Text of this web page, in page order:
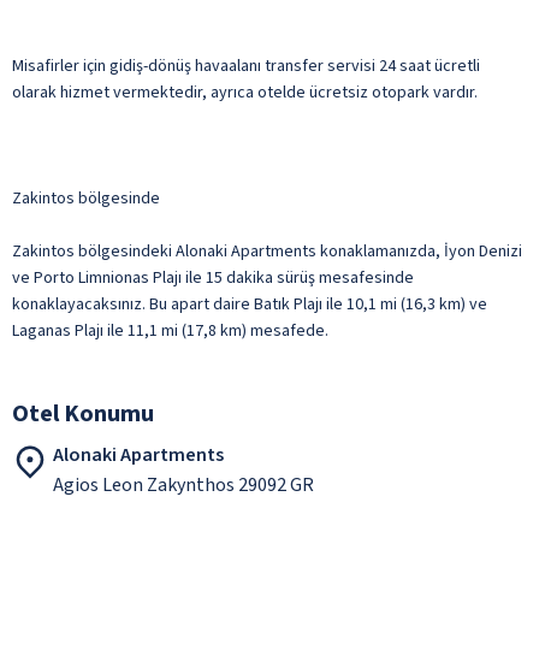
Misafirler için gidiş-dönüş havaalanı transfer servisi 24 saat ücretli
olarak hizmet vermektedir, ayrıca otelde ücretsiz otopark vardır.
Zakintos bölgesinde
Zakintos bölgesindeki Alonaki Apartments konaklamanızda, İyon Denizi
ve Porto Limnionas Plajı ile 15 dakika sürüş mesafesinde
konaklayacaksınız. Bu apart daire Batık Plajı ile 10,1 mi (16,3 km) ve
Laganas Plajı ile 11,1 mi (17,8 km) mesafede.
Otel Konumu
Alonaki Apartments
Agios Leon Zakynthos 29092 GR